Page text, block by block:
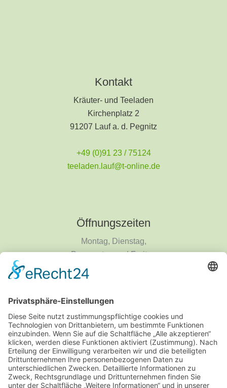
Kontakt
Kräuter- und Teeladen
Kirchenplatz 2
91207 Lauf a. d. Pegnitz
+49 (0)91 23 / 75124
teeladen.lauf@t-online.de
Öffnungszeiten
Montag, Dienstag,
Donnerstag und Freitag
9 - 14 Uhr
Informationen
Über uns